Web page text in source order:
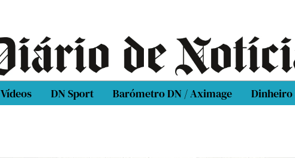
Vídeos DN Sport Barómetro DN / Aximage Dinheiro